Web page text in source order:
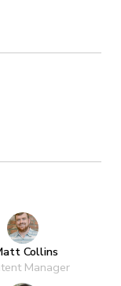
Collins
Manager